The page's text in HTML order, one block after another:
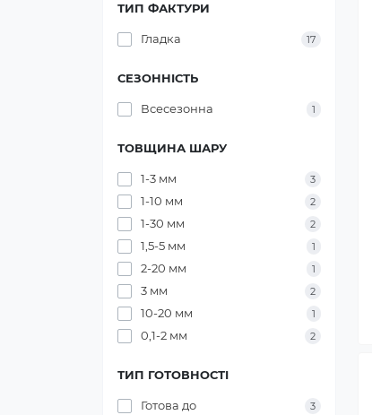
ТИП ФАКТУРИ
Гладка 17
СЕЗОННІСТЬ
Всесезонна 1
ТОВЩИНА ШАРУ
1-3 мм 3
1-10 мм 2
1-30 мм 2
1,5-5 мм 1
2-20 мм 1
3 мм 2
10-20 мм 1
0,1-2 мм 2
ТИП ГОТОВНОСТІ
Готова до
3